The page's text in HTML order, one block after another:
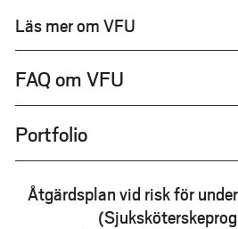
Läs mer om VFU
FAQ om VFU
Portfolio
Åtgärdsplan vid risk för